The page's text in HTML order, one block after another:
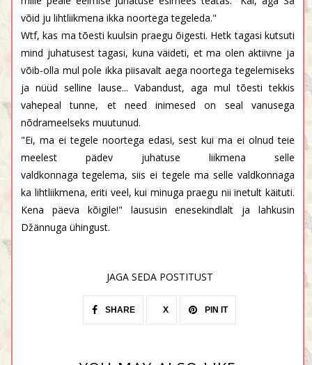
võid ju lihtliikmena ikka noortega tegeleda."
Wtf, kas ma tõesti kuulsin praegu õigesti. Hetk tagasi kutsuti
mind juhatusest tagasi, kuna väideti, et ma olen aktiivne ja
võib-olla mul pole ikka piisavalt aega noortega tegelemiseks
ja nüüd selline lause... Vabandust, aga mul tõesti tekkis
vahepeal tunne, et need inimesed on seal vanusega
nõdrameelseks muutunud.
"Ei, ma ei tegele noortega edasi, sest kui ma ei olnud teie
meelest pädev juhatuse liikmena selle
valdkonnaga tegelema, siis ei tegele ma selle valdkonnaga
ka lihtliikmena, eriti veel, kui minuga praegu nii inetult käituti.
Kena päeva kõigile!" laususin enesekindlalt ja lahkusin
Džännuga ühingust.
JAGA SEDA POSTITUST
SHARE X PIN IT